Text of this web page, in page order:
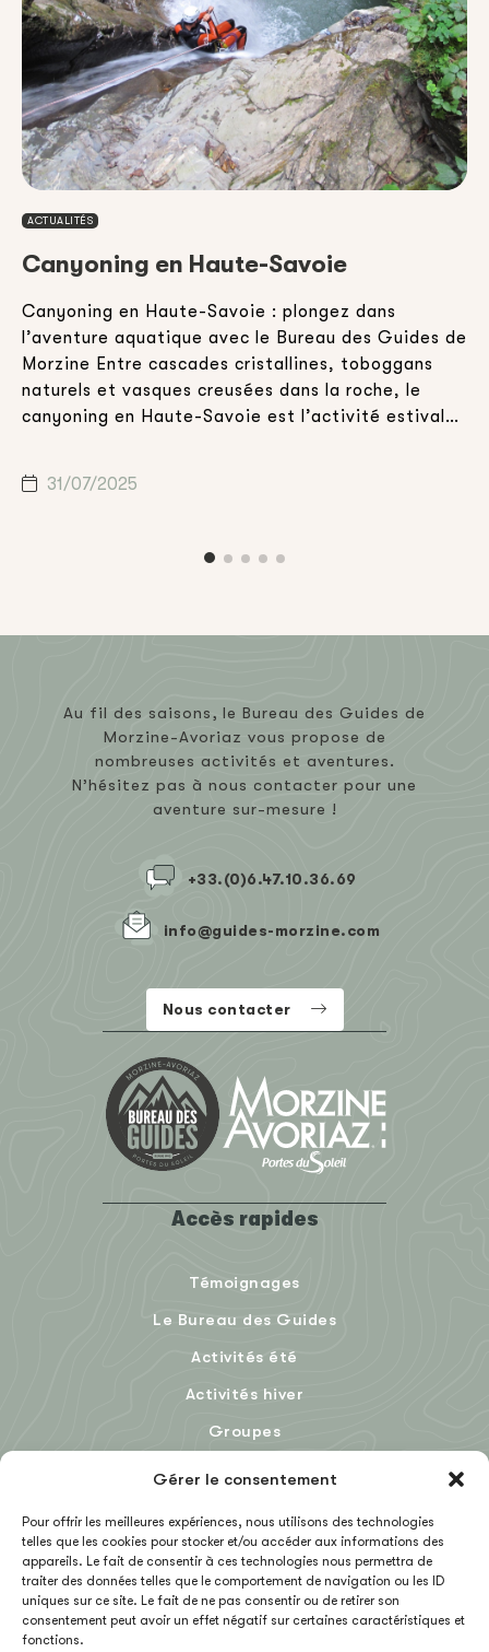
Gérer le consentement
Pour offrir les meilleures expériences, nous utilisons des technologies
telles que les cookies pour stocker et/ou accéder aux informations des
appareils. Le fait de consentir à ces technologies nous permettra de
traiter des données telles que le comportement de navigation ou les ID
uniques sur ce site. Le fait de ne pas consentir ou de retirer son
consentement peut avoir un effet négatif sur certaines caractéristiques et
fonctions.
ACTUALITÉS
Canyoning en Haute-Savoie
Canyoning en Haute-Savoie : plongez dans
l’aventure aquatique avec le Bureau des Guides de
Morzine Entre cascades cristallines, toboggans
naturels et vasques creusées dans la roche, le
canyoning en Haute-Savoie est l’activité estivale
soyez en vacances en famille, entre amis […]
31/07/2025
Au fil des saisons, le Bureau des Guides de
Morzine-Avoriaz vous propose de
nombreuses activités et aventures.
N’hésitez pas à nous contacter pour une
aventure sur-mesure !
+33.(0)6.47.10.36.69
info@guides-morzine.com
Nous contacter
Accès rapides
Témoignages
Le Bureau des Guides
Activités été
Activités hiver
Groupes
EN